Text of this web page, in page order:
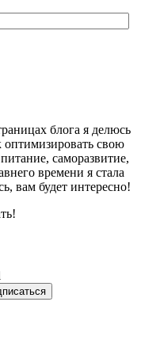
блога я делюсь
свою
саморазвитие,
времени я стала
вам будет интересно!